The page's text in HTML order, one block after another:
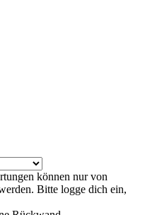
können nur von
Bitte logge dich ein,